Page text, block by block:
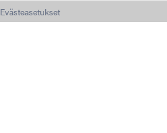
Evästeasetukset